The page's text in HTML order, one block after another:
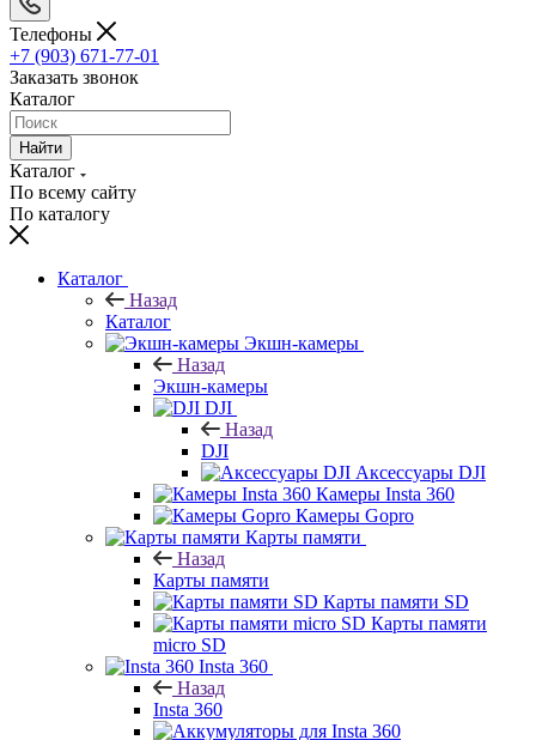
Телефоны
+7 (903) 671-77-01
Заказать звонок
Каталог
Найти
Каталог
По всему сайту
По каталогу
Каталог
Назад
Каталог
Экшн-камеры
Назад
Экшн-камеры
DJI
Назад
DJI
Аксессуары DJI
Камеры Insta 360
Камеры Gopro
Карты памяти
Назад
Карты памяти
Карты памяти SD
Карты памяти
micro SD
Insta 360
Назад
Insta 360